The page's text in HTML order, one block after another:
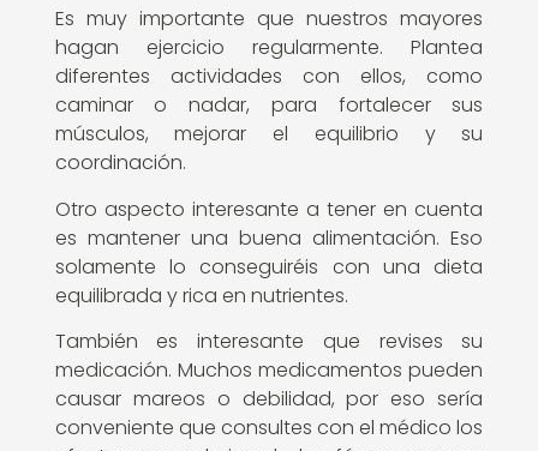
Es muy importante que nuestros mayores
hagan ejercicio regularmente. Plantea
diferentes actividades con ellos, como
caminar o nadar, para fortalecer sus
músculos, mejorar el equilibrio y su
coordinación.
Otro aspecto interesante a tener en cuenta
es mantener una buena alimentación. Eso
solamente lo conseguiréis con una dieta
equilibrada y rica en nutrientes.
También es interesante que revises su
medicación. Muchos medicamentos pueden
causar mareos o debilidad, por eso sería
conveniente que consultes con el médico los